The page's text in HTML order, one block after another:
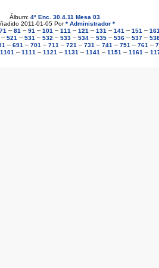
Álbum: 4º Enc. 30.4.11 Mesa 03.
2011-01-05 Por* Administrador *
71 – 81 – 91 – 101 – 111 – 121 – 131 – 141 – 151 – 161
– 521 – 531 – 532 – 533– 534– 535– 536– 537–
– 691 – 701 – 711 – 721 – 731 – 741 – 751 – 761 –
1101 – 1111 – 1121 – 1131 – 1141 – 1151 – 1161 –